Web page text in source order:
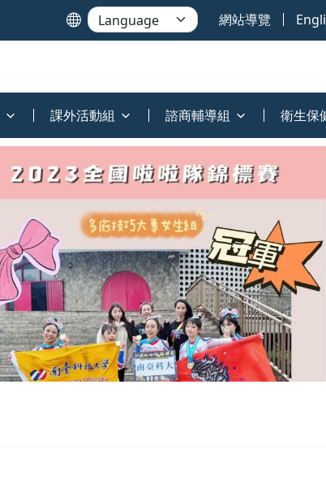
網站導覽
課外活動組 諮商輔導組 衛生保